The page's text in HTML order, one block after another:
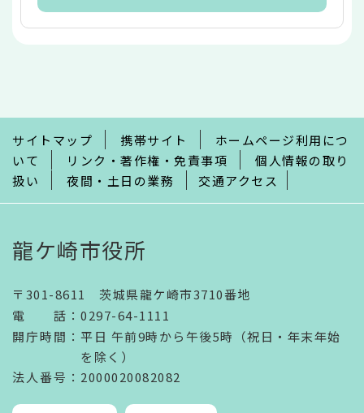
で
サイトマップ 携帯サイト
ホームページ利用につ
いて
リンク・著作権・免責事項
個人情報の取り
扱い
夜間・土日の業務 交通アクセス
龍ケ崎市役所
〒301-8611 茨城県龍ケ崎市3710番地
電話 ： 0297-64-1111
開庁時間 ： 平日 午前9時から午後5時（祝日・年末年始
を除く）
法人番号 ：2000020082082